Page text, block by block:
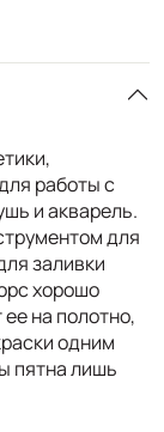
работы с
и акварель.
для
заливки
хорошо
на полотно,
одним
пятна лишь